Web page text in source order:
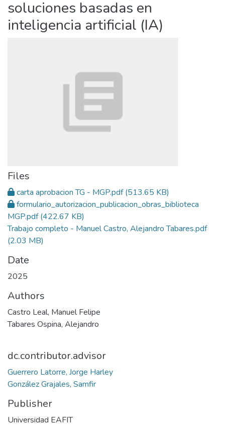
soluciones basadas en
inteligencia artificial (IA)
Files
carta aprobacion TG - MGP.pdf(513.65 KB)
formulario_autorizacion_publicacion_obras_biblioteca
MGP.pdf(422.67 KB)
Trabajo completo - Manuel Castro, Alejandro Tabares.pdf
(2.03 MB)
Date
2025
Authors
Castro Leal, Manuel Felipe
Tabares Ospina, Alejandro
dc.contributor.advisor
Guerrero Latorre, Jorge Harley
González Grajales, Samfir
Publisher
Universidad EAFIT